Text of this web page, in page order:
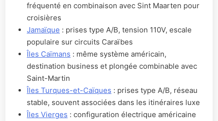
fréquenté en combinaison avec Sint Maarten pour
croisières
Jamaïque : prises type A/B, tension 110V, escale
populaire sur circuits Caraïbes
Îles Caïmans : même système américain,
destination business et plongée combinable avec
Saint-Martin
Îles Turques-et-Caïques : prises type A/B, réseau
stable, souvent associées dans les itinéraires luxe
Îles Vierges : configuration électrique américaine